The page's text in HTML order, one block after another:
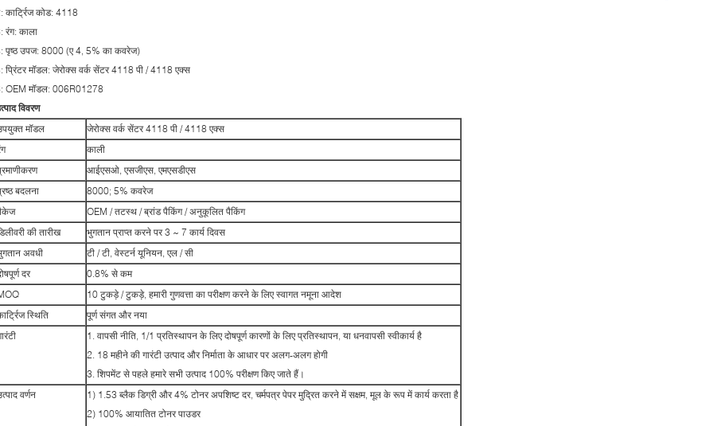
कार्ट्रिज कोड: 4118
रंग: काला
पृष्ठ उपज: 8000 (ए 4, 5% का कवरेज)
प्रिंटर मॉडल: जेरोक्स वर्क सेंटर 4118 पी / 4118 एक्स
OEM मॉडल: 006R01278
विवरण
मॉडल
जेरोक्स वर्क सेंटर 4118 पी / 4118 एक्स
काली
आईएसओ, एसजीएस, एमएसडीएस
बदलना
8000; 5% कवरेज
OEM / तटस्थ / ब्रांड पैकिंग / अनुकूलित पैकिंग
की तारीख
भुगतान प्राप्त करने पर 3 ~ 7 कार्य दिवस
अवधी
टी / टी, वेस्टर्न यूनियन, एल / सी
दर
0.8% से कम
10 टुकड़े / टुकड़े, हमारी गुणवत्ता का परीक्षण करने के लिए स्वागत नमूना आदेश
स्थिति
पूर्ण संगत और नया
1. वापसी नीति, 1/1 प्रतिस्थापन के लिए दोषपूर्ण कारणों के लिए प्रतिस्थापन, या धनवापसी स्वीकार्य है
2. 18 महीने की गारंटी उत्पाद और निर्माता के आधार पर अलग-अलग होगी
3. शिपमेंट से पहले हमारे सभी उत्पाद 100% परीक्षण किए जाते हैं।
वर्णन
1) 1.53 ब्लैक डिग्री और 4% टोनर अपशिष्ट दर, चर्मपत्र पेपर मुद्रित करने में सक्षम, मूल के रूप में कार्य करता है
2) 100% आयातित टोनर पाउडर